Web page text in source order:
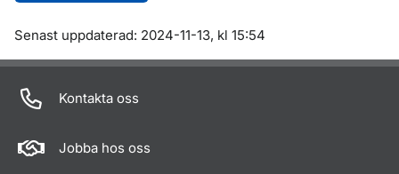
Om sidan
Senast uppdaterad: 2024-11-13, kl 15:54
Kontakta oss
Jobba hos oss